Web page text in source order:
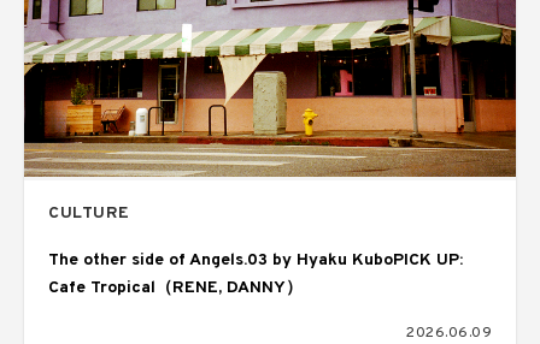
CULTURE
The other side of Angels.03 by Hyaku KuboPICK UP:
Cafe Tropical（RENE, DANNY）
2026.06.09